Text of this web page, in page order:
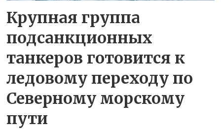
Крупная группа
подсанкционных
танкеров готовится к
ледовому переходу по
Северному морскому
пути